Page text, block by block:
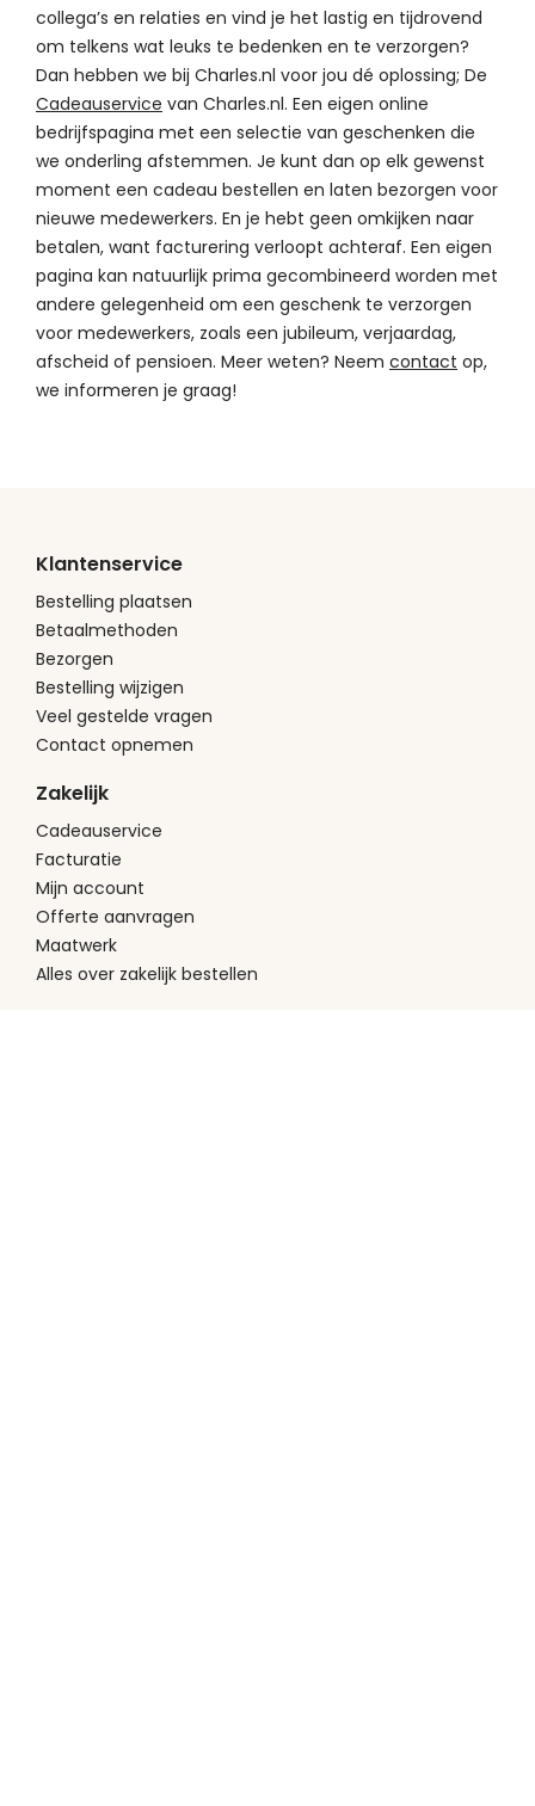
collega’s en relaties en vind je het lastig en tijdrovend
om telkens wat leuks te bedenken en te verzorgen?
Dan hebben we bij Charles.nl voor jou dé oplossing; De
Cadeauservice van Charles.nl. Een eigen online
bedrijfspagina met een selectie van geschenken die
we onderling afstemmen. Je kunt dan op elk gewenst
moment een cadeau bestellen en laten bezorgen voor
nieuwe medewerkers. En je hebt geen omkijken naar
betalen, want facturering verloopt achteraf. Een eigen
pagina kan natuurlijk prima gecombineerd worden met
andere gelegenheid om een geschenk te verzorgen
voor medewerkers, zoals een jubileum, verjaardag,
afscheid of pensioen. Meer weten? Neem contact op,
we informeren je graag!
Klantenservice
Bestelling plaatsen
Betaalmethoden
Bezorgen
Bestelling wijzigen
Veel gestelde vragen
Contact opnemen
Zakelijk
Cadeauservice
Facturatie
Mijn account
Offerte aanvragen
Maatwerk
Alles over zakelijk bestellen